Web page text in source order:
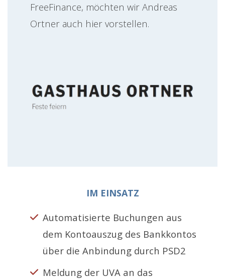
FreeFinance, möchten wir Andreas
Ortner auch hier vorstellen.
IM EINSATZ
Automatisierte Buchungen aus
dem Kontoauszug des Bankkontos
über die Anbindung durch PSD2
Meldung der UVA an das